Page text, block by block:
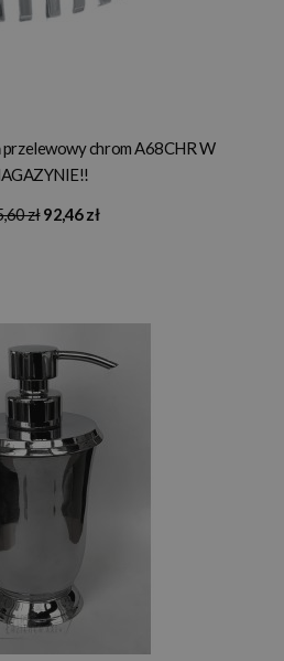
chrom A68CHR W
zł92,46 zł